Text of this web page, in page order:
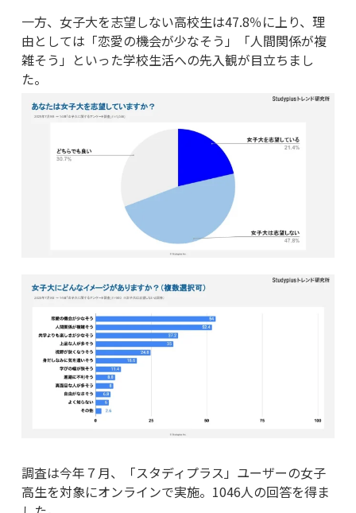
一方、女子大を志望しない高校生は47.8％に上り、理
由としては「恋愛の機会が少なそう」「人間関係が複
雑そう」といった学校生活への先入観が目立ちまし
た。
調査は今年７月、「スタディプラス」ユーザーの女子
高生を対象にオンラインで実施。1046人の回答を得ま